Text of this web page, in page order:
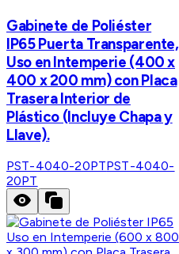
Gabinete de Poliéster
IP65 Puerta Transparente,
Uso en Intemperie (400 x
400 x 200 mm) con Placa
Trasera Interior de
Plástico (Incluye Chapa y
Llave).
PST-4040-20PTPST-4040-
20PT